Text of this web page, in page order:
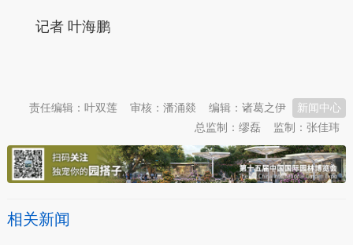
记者 叶海鹏
新闻中心
编辑：诸葛之伊
审核：潘涌燚
责任编辑：叶双莲
监制：张佳玮
总监制：缪磊
相关新闻